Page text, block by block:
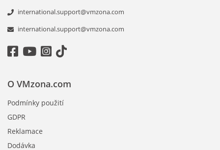
international.support@vmzona.com
international.support@vmzona.com
O VMzona.com
Podmínky použití
GDPR
Reklamace
Dodávka